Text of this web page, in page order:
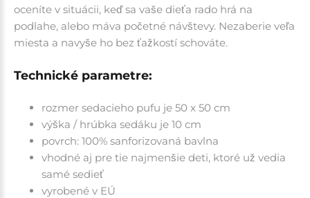
oceníte v situácii, keď sa vaše dieťa rado hrá na
podlahe, alebo máva početné návštevy. Nezaberie veľa
miesta a navyše ho bez ťažkostí schováte.
Technické parametre:
rozmer sedacieho pufu je 50 x 50 cm
výška / hrúbka sedáku je 10 cm
povrch: 100% sanforizovaná bavlna
vhodné aj pre tie najmenšie deti, ktoré už vedia
samé sedieť
vyrobené v EÚ